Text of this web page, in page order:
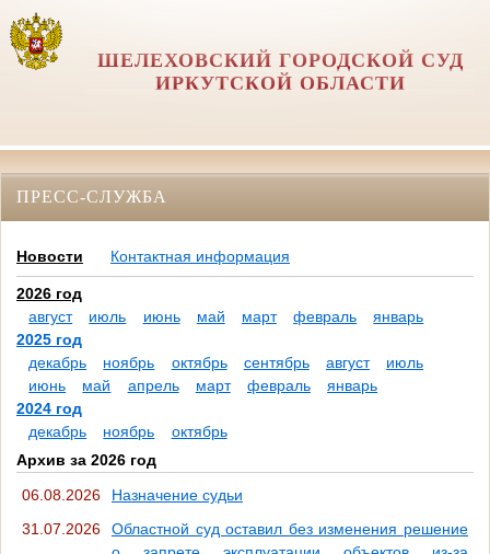
ШЕЛЕХОВСКИЙ ГОРОДСКОЙ СУД
ИРКУТСКОЙ ОБЛАСТИ
ПРЕСС-СЛУЖБА
Новости Контактная информация
2026 год
август
июль июнь май март февраль
январь
2025 год
декабрь
ноябрь октябрь сентябрь август
июль
июнь
май апрель март февраль
январь
2024 год
декабрь
ноябрь
октябрь
Архив за 2026 год
06.08.2026
Назначение судьи
31.07.2026
Областной суд оставил без изменения решение